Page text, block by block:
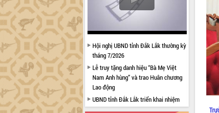
Hội nghị UBND tỉnh Đắk Lắk thường kỳ
tháng 7/2026
Lễ truy tặng danh hiệu “Bà Mẹ Việt
Nam Anh hùng” và trao Huân chương
Lao động
UBND tỉnh Đắk Lắk triển khai nhiệm
vụ 6 tháng cuối năm 2026